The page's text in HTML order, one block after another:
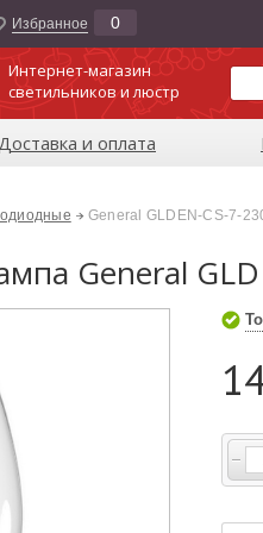
Избранноe 0
Интернет-магазин
светильников и люстр
и оплата
General GLDEN-СS-7-
General